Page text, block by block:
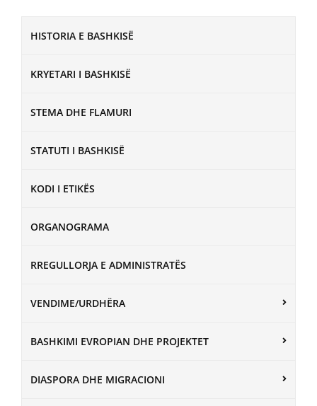
HISTORIA E BASHKISË
KRYETARI I BASHKISË
STEMA DHE FLAMURI
STATUTI I BASHKISË
KODI I ETIKËS
ORGANOGRAMA
RREGULLORJA E ADMINISTRATËS
VENDIME/URDHËRA
BASHKIMI EVROPIAN DHE PROJEKTET
DIASPORA DHE MIGRACIONI